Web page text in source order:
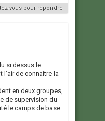
vous pour répondre
si dessus le
de connaitre la
en deux groupes,
de supervision du
le camps de base